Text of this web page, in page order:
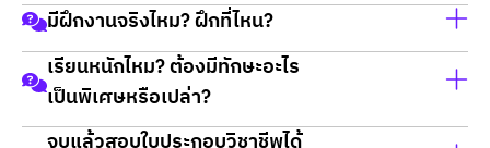
เอกชน, คลินิก, หน่วยงานชุมชน, โรงเรียน, ธุรกิจสุขภาพ หรือ
ประกอบอาชีพอิสระด้านสุขภาพ
DPU บูรณาการการเรียนด้านพยาบาลกับธุรกิจและนวัตกรรม
เพื่อให้บัณฑิตมีทางเลือกอาชีพที่หลากหลาย และสามารถสร้าง
ธุรกิจด้านสุขภาพได้ในอนาคต
มีฝึกงานจริงไหม? ฝึกที่ไหน?
มีฝึกปฏิบัติจริงในห้องแล็บที่ทันสมัย และออกฝึกงานในสถาน
พยาบาลทั้งระดับปฐมภูมิ ทุติยภูมิ และตติยภูมิ ที่มีมาตรฐาน
ความร่วมมือกับมหาวิทยาลัย อาทิเช่น:
เรียนหนักไหม? ต้องมีทักษะอะไร
เป็นพิเศษหรือเปล่า?